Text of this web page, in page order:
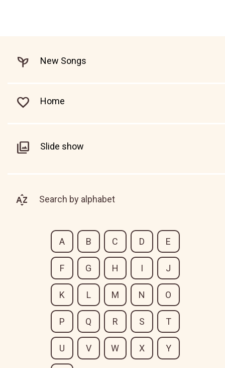
New Songs
Home
Slide show
Search by alphabet
A B C D E
F G H I J
K L M N O
P Q R S T
U V W X Y